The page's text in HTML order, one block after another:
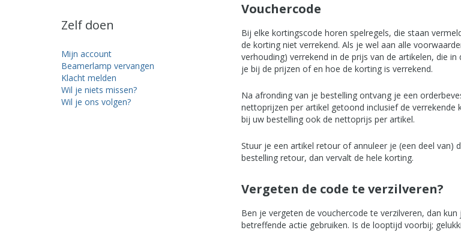
Zelf doen
Mijn account
Beamerlamp vervangen
Klacht melden
Wil je niets missen?
Wil je ons volgen?
Vouchercode
Bij elke kortingscode horen spelregels, die staan
de korting niet verrekend. Als je wel aan alle
verhouding) verrekend in de prijs van de artikelen, die
je bij de prijzen of en hoe de korting is verrekend.
Na afronding van je bestelling ontvang je een
nettoprijzen per artikel getoond inclusief de
bij uw bestelling ook de nettoprijs per artikel.
Stuur je een artikel retour of annuleer je (een deel van)
bestelling retour, dan vervalt de hele korting.
Vergeten de code te verzilveren?
Ben je vergeten de vouchercode te verzilveren, dan
betreffende actie gebruiken. Is de looptijd voorbij;